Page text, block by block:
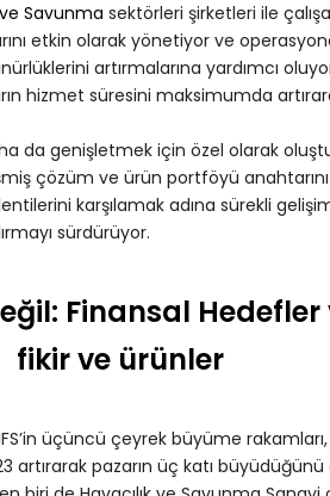
ve Savunma sektörleri şirketleri ile
etkin olarak yönetiyor ve
artırmalarına yardımcı
hizmet süresini maksimumda
da genişletmek için özel olarak
çözüm ve ürün portföyü
karşılamak adına sürekli
sürdürüyor.
Finansal Hedefler
fikir ve ürünler
üçüncü çeyrek büyüme rakamları,
artırarak pazarın üç katı